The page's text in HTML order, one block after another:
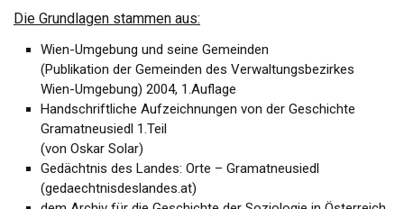
Die Grundlagen stammen aus:
Wien-Umgebung und seine Gemeinden
(Publikation der Gemeinden des Verwaltungsbezirkes
Wien-Umgebung) 2004, 1.Auflage
Handschriftliche Aufzeichnungen von der Geschichte
Gramatneusiedl 1.Teil
(von Oskar Solar)
Gedächtnis des Landes: Orte – Gramatneusiedl
(gedaechtnisdeslandes.at)